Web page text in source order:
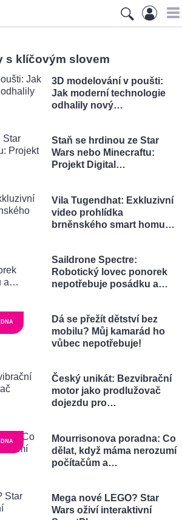
s klíčovým slovem
3D modelování v poušti:
Jak moderní technologie
odhalily nový…
Staň se hrdinou ze Star
Wars nebo Minecraftu:
Projekt Digital…
Vila Tugendhat: Exkluzivní
video prohlídka
brněnského smart homu…
Saildrone Spectre:
Robotický lovec ponorek
nepotřebuje posádku a…
Dá se přežít dětství bez
mobilu? Můj kamarád ho
vůbec nepotřebuje!
Český unikát: Bezvibrační
motor jako prodlužovač
dojezdu pro…
Mourrisonova poradna: Co
dělat, když máma nerozumí
počítačům a…
Mega nové LEGO? Star
Wars oživí interaktivní